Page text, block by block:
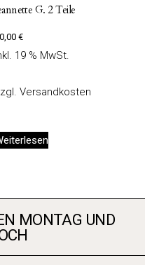
G. 2 Teile
€
19 % MwSt.
Versandkosten
MONTAG UND